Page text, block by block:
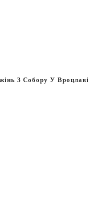
З Собору У Вроцлаві